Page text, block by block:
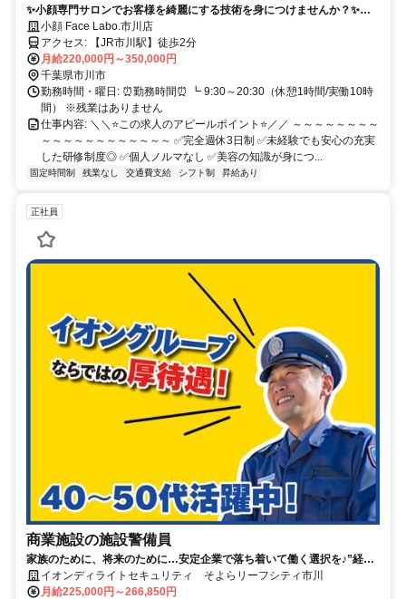
✨小顔専門サロンでお客様を綺麗にする技術を身につけませんか？✨未
経験でも安心して学べる研修制度あり✅人に喜ばれる仕事がしたい方、
成長意欲のある方を募集しています⭐
小顔 Face Labo.市川店
アクセス: 【JR市川駅】徒歩2分
月給220,000円～350,000円
千葉県市川市
勤務時間・曜日: ⏰勤務時間⏰ ┗ 9:30～20:30（休憩1時間/実働10時
間） ※残業はありません
仕事内容: ＼＼⭐この求人のアピールポイント⭐／／ ～～～～～～～～
～～～～～～～～～～～～ ✅完全週休3日制 ✅未経験でも安心の充実
した研修制度◎ ✅個人ノルマなし ✅美容の知識が身につ...
固定時間制 残業なし 交通費支給 シフト制 昇給あり
正社員
商業施設の施設警備員
家族のために、将来のために…安定企業で落ち着いて働く選択を♪”経験
ゼロからの正社員デビュー”を応援します！
イオンディライトセキュリティ そよらリーフシティ市川
月給225,000円～266,850円